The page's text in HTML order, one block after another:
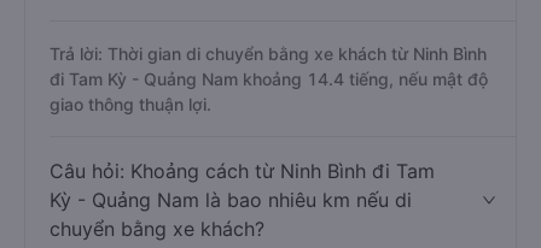
Trả lời: Thời gian di chuyển bằng xe khách từ Ninh Bình
đi Tam Kỳ - Quảng Nam khoảng 14.4 tiếng, nếu mật độ
giao thông thuận lợi.
Câu hỏi: Khoảng cách từ Ninh Bình đi Tam
Kỳ - Quảng Nam là bao nhiêu km nếu di
chuyển bằng xe khách?